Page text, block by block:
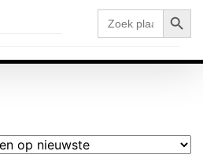
Zoek
naar: